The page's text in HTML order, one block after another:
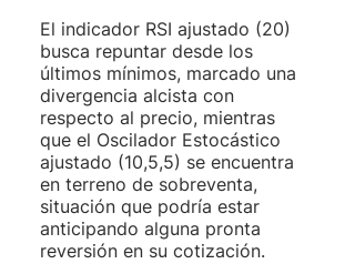
El indicador RSI ajustado (20)
busca repuntar desde los
últimos mínimos, marcado una
divergencia alcista con
respecto al precio, mientras
que el Oscilador Estocástico
ajustado (10,5,5) se encuentra
en terreno de sobreventa,
situación que podría estar
anticipando alguna pronta
reversión en su cotización.